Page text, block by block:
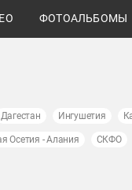
ФОТОАЛЬБОМЫ
Дагестан Ингушетия
Осетия - Алания СКФО